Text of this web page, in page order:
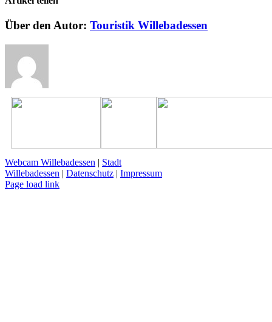
die
Burg
Facebook
X
Reddit
LinkedIn
WhatsApp
Pinterest
Vk
E-
Über den Autor: Touristik Willebadessen
Webcam Willebadessen | Stadt
Willebadessen | Datenschutz | Impressum
Facebook
X
YouTube
Page load link